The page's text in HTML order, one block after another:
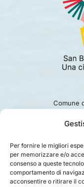
Per fornire le migliori
per memorizzare e/o
consenso a queste
comportamento di
acconsentire o ritirare il
Comune
PRIVACY |